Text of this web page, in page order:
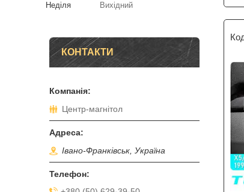
Неділя
Вихідний
КОНТАКТИ
Центр-магнітол
Івано-Франківськ, Україна